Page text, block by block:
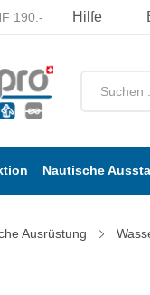
190.- Hilfe
Nautische
Ausrüstung